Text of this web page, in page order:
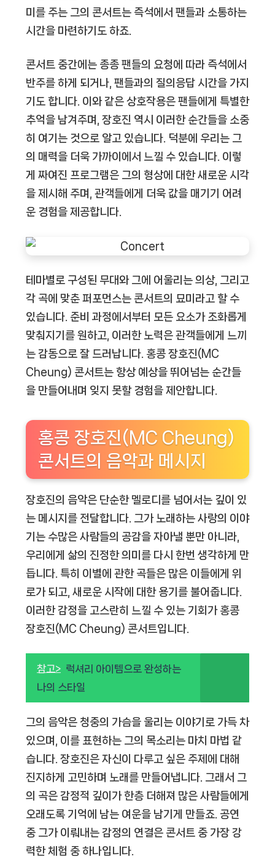
미를 주는 그의 콘서트는 즉석에서 팬들과 소통하는
시간을 마련하기도 하죠.
콘서트 중간에는 종종 팬들의 요청에 따라 즉석에서
반주를 하게 되거나, 팬들과의 질의응답 시간을 가지
기도 합니다. 이와 같은 상호작용은 팬들에게 특별한
추억을 남겨주며, 장호진 역시 이러한 순간들을 소중
히 여기는 것으로 알고 있습니다. 덕분에 우리는 그
의 매력을 더욱 가까이에서 느낄 수 있습니다. 이렇
게 짜여진 프로그램은 그의 형상에 대한 새로운 시각
을 제시해 주며, 관객들에게 더욱 값을 매기기 어려
운 경험을 제공합니다.
테마별로 구성된 무대와 그에 어울리는 의상, 그리고
각 곡에 맞춘 퍼포먼스는 콘서트의 묘미라고 할 수
있습니다. 준비 과정에서부터 모든 요소가 조화롭게
맞춰지기를 원하고, 이러한 노력은 관객들에게 느끼
는 감동으로 잘 드러납니다. 홍콩 장호진(MC
Cheung) 콘서트는 항상 예상을 뛰어넘는 순간들
을 만들어내며 잊지 못할 경험을 제안합니다.
홍콩 장호진(MC Cheung)
콘서트의 음악과 메시지
장호진의 음악은 단순한 멜로디를 넘어서는 깊이 있
는 메시지를 전달합니다. 그가 노래하는 사랑의 이야
기는 수많은 사람들의 공감을 자아낼 뿐만 아니라,
우리에게 삶의 진정한 의미를 다시 한번 생각하게 만
듭니다. 특히 이별에 관한 곡들은 많은 이들에게 위
로가 되고, 새로운 시작에 대한 용기를 불어줍니다.
이러한 감정을 고스란히 느낄 수 있는 기회가 홍콩
장호진(MC Cheung) 콘서트입니다.
참고> 럭셔리 아이템으로 완성하는
나의 스타일
그의 음악은 청중의 가슴을 울리는 이야기로 가득 차
있으며, 이를 표현하는 그의 목소리는 마치 마법 같
습니다. 장호진은 자신이 다루고 싶은 주제에 대해
진지하게 고민하며 노래를 만들어냅니다. 그래서 그
의 곡은 감정적 깊이가 한층 더해져 많은 사람들에게
오래도록 기억에 남는 여운을 남기게 만들죠. 공연
중 그가 이뤄내는 감정의 연결은 콘서트 중 가장 강
력한 체험 중 하나입니다.